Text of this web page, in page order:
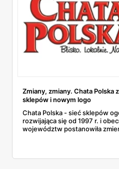
Zmiany, zmiany. Chata Polska
sklepów i nowym logo
Chata Polska - sieć sklepów
rozwijająca się od 1997 r. i
województw postanowiła